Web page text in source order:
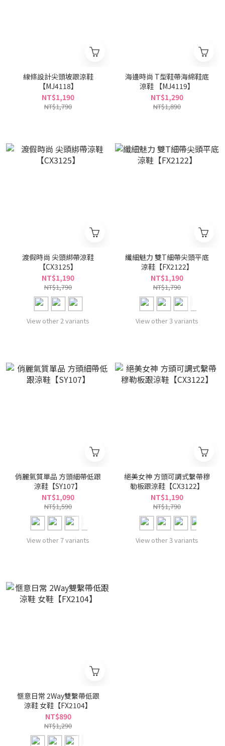
線條設計尖頭坡跟涼鞋
【MJ4118】
NT$1,190
NT$1,790
海邊時尚 T型鞋帶海綿鞋底
涼鞋 【MJ4119】
NT$1,290
NT$1,890
渡假時尚 尖頭綁帶涼鞋
【CX3125】
NT$1,190
NT$1,790
View other 2 variants
纖細魅力 雙T細帶尖頭平底
涼鞋【FX2122】
NT$1,190
NT$1,790
View other 3 variants
俏麗氣質單品 方頭細帶低跟
涼鞋【SY107】
NT$1,090
NT$1,590
View other 7 variants
絕美女神 方頭可調式繫帶穆
勒板跟涼鞋【CX3122】
NT$1,190
NT$1,790
View other 3 variants
愜意日常 2Way雙繫帶低跟
涼鞋 女鞋【FX2104】
NT$890
NT$1,290